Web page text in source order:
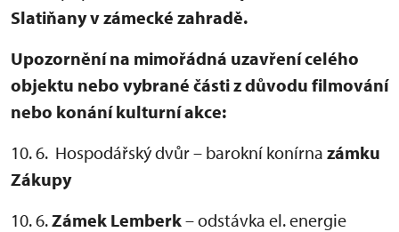
Slatiňany v zámecké zahradě.
Upozornění na mimořádná uzavření celého
objektu nebo vybrané části z důvodu filmování
nebo konání kulturní akce:
10. 6. Hospodářský dvůr – barokní konírna zámku
Zákupy
10. 6.Zámek Lemberk– odstávka el. energie